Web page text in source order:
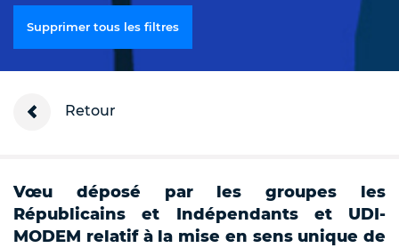
Supprimer tous les filtres
Retour
Vœu déposé par les groupes les
Républicains et Indépendants et UDI-
MODEM relatif à la mise en sens unique de